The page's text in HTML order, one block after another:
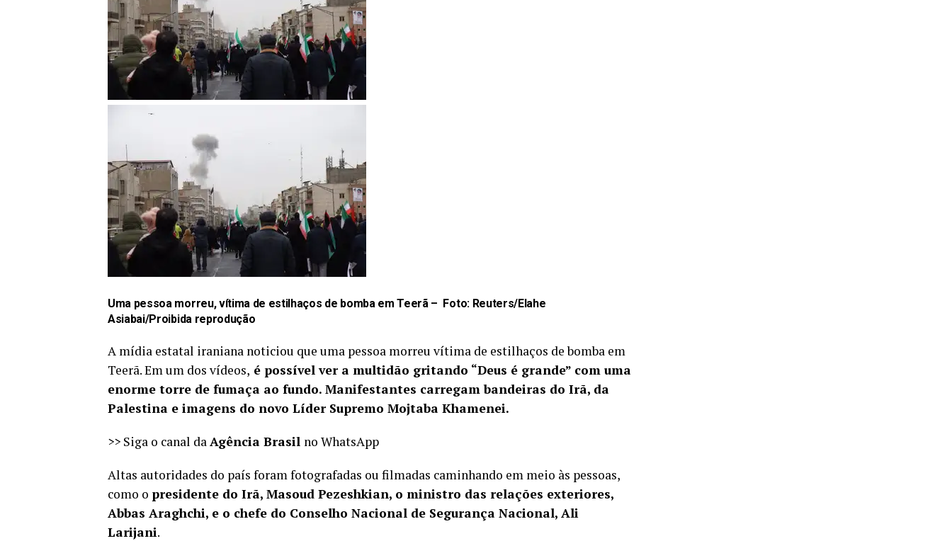
Uma pessoa morreu, vítima de estilhaços de bomba em Teerã – Foto: Reuters/Elahe
Asiabai/Proibida reprodução
A mídia estatal iraniana noticiou que uma pessoa morreu vítima de estilhaços de bomba em
Teerã. Em um dos vídeos, é possível ver a multidão gritando “Deus é grande” com uma
enorme torre de fumaça ao fundo. Manifestantes carregam bandeiras do Irã, da
Palestina e imagens do novo Líder Supremo Mojtaba Khamenei.
>> Siga o canal daAgência Brasil no WhatsApp
Altas autoridades do país foram fotografadas ou filmadas caminhando em meio às pessoas,
como o presidente do Irã, Masoud Pezeshkian, o ministro das relações exteriores,
Abbas Araghchi, e o chefe do Conselho Nacional de Segurança Nacional, Ali
Larijani.